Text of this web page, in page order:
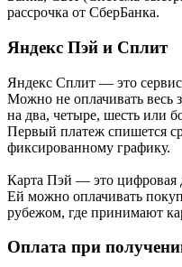
рассрочка от СберБанка.
Яндекс Пэй и Сплит
Яндекс Cплит — это
Можно не оплачивать весь
на два, четыре, шесть или
Первый платеж спишется
фиксированному графику.
Карта Пэй — это цифровая
Ей можно оплачивать
рубежом, где принимают
Оплата при